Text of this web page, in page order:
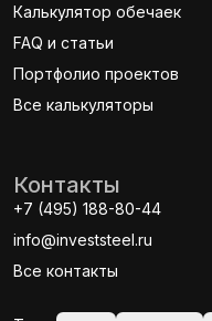
Калькулятор обечаек
FAQ и статьи
Портфолио проектов
Все калькуляторы
Контакты
+7 (495) 188-80-44
info@investsteel.ru
Все контакты